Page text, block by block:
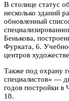
В столице статус
несколько зданий
обновленный
Бенькова,
Фурката, 6.
центров
Также под охрану
специалистов» —
годов постройки в
18.